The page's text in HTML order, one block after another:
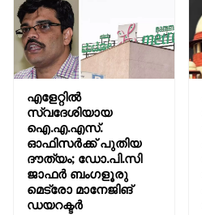
എളേറ്റിൽ
സ്വദേശിയായ
ഐ.എ.എസ്.
ഓഫിസർക്ക് പുതിയ
ദൗത്യം; ഡോ.പി.സി
ജാഫർ ബംഗളൂരു
മെട്രോ മാനേജിങ്
ഡയറക്ടർ